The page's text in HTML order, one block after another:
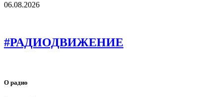
06.08.2026
#РАДИОДВИЖЕНИЕ
О радио